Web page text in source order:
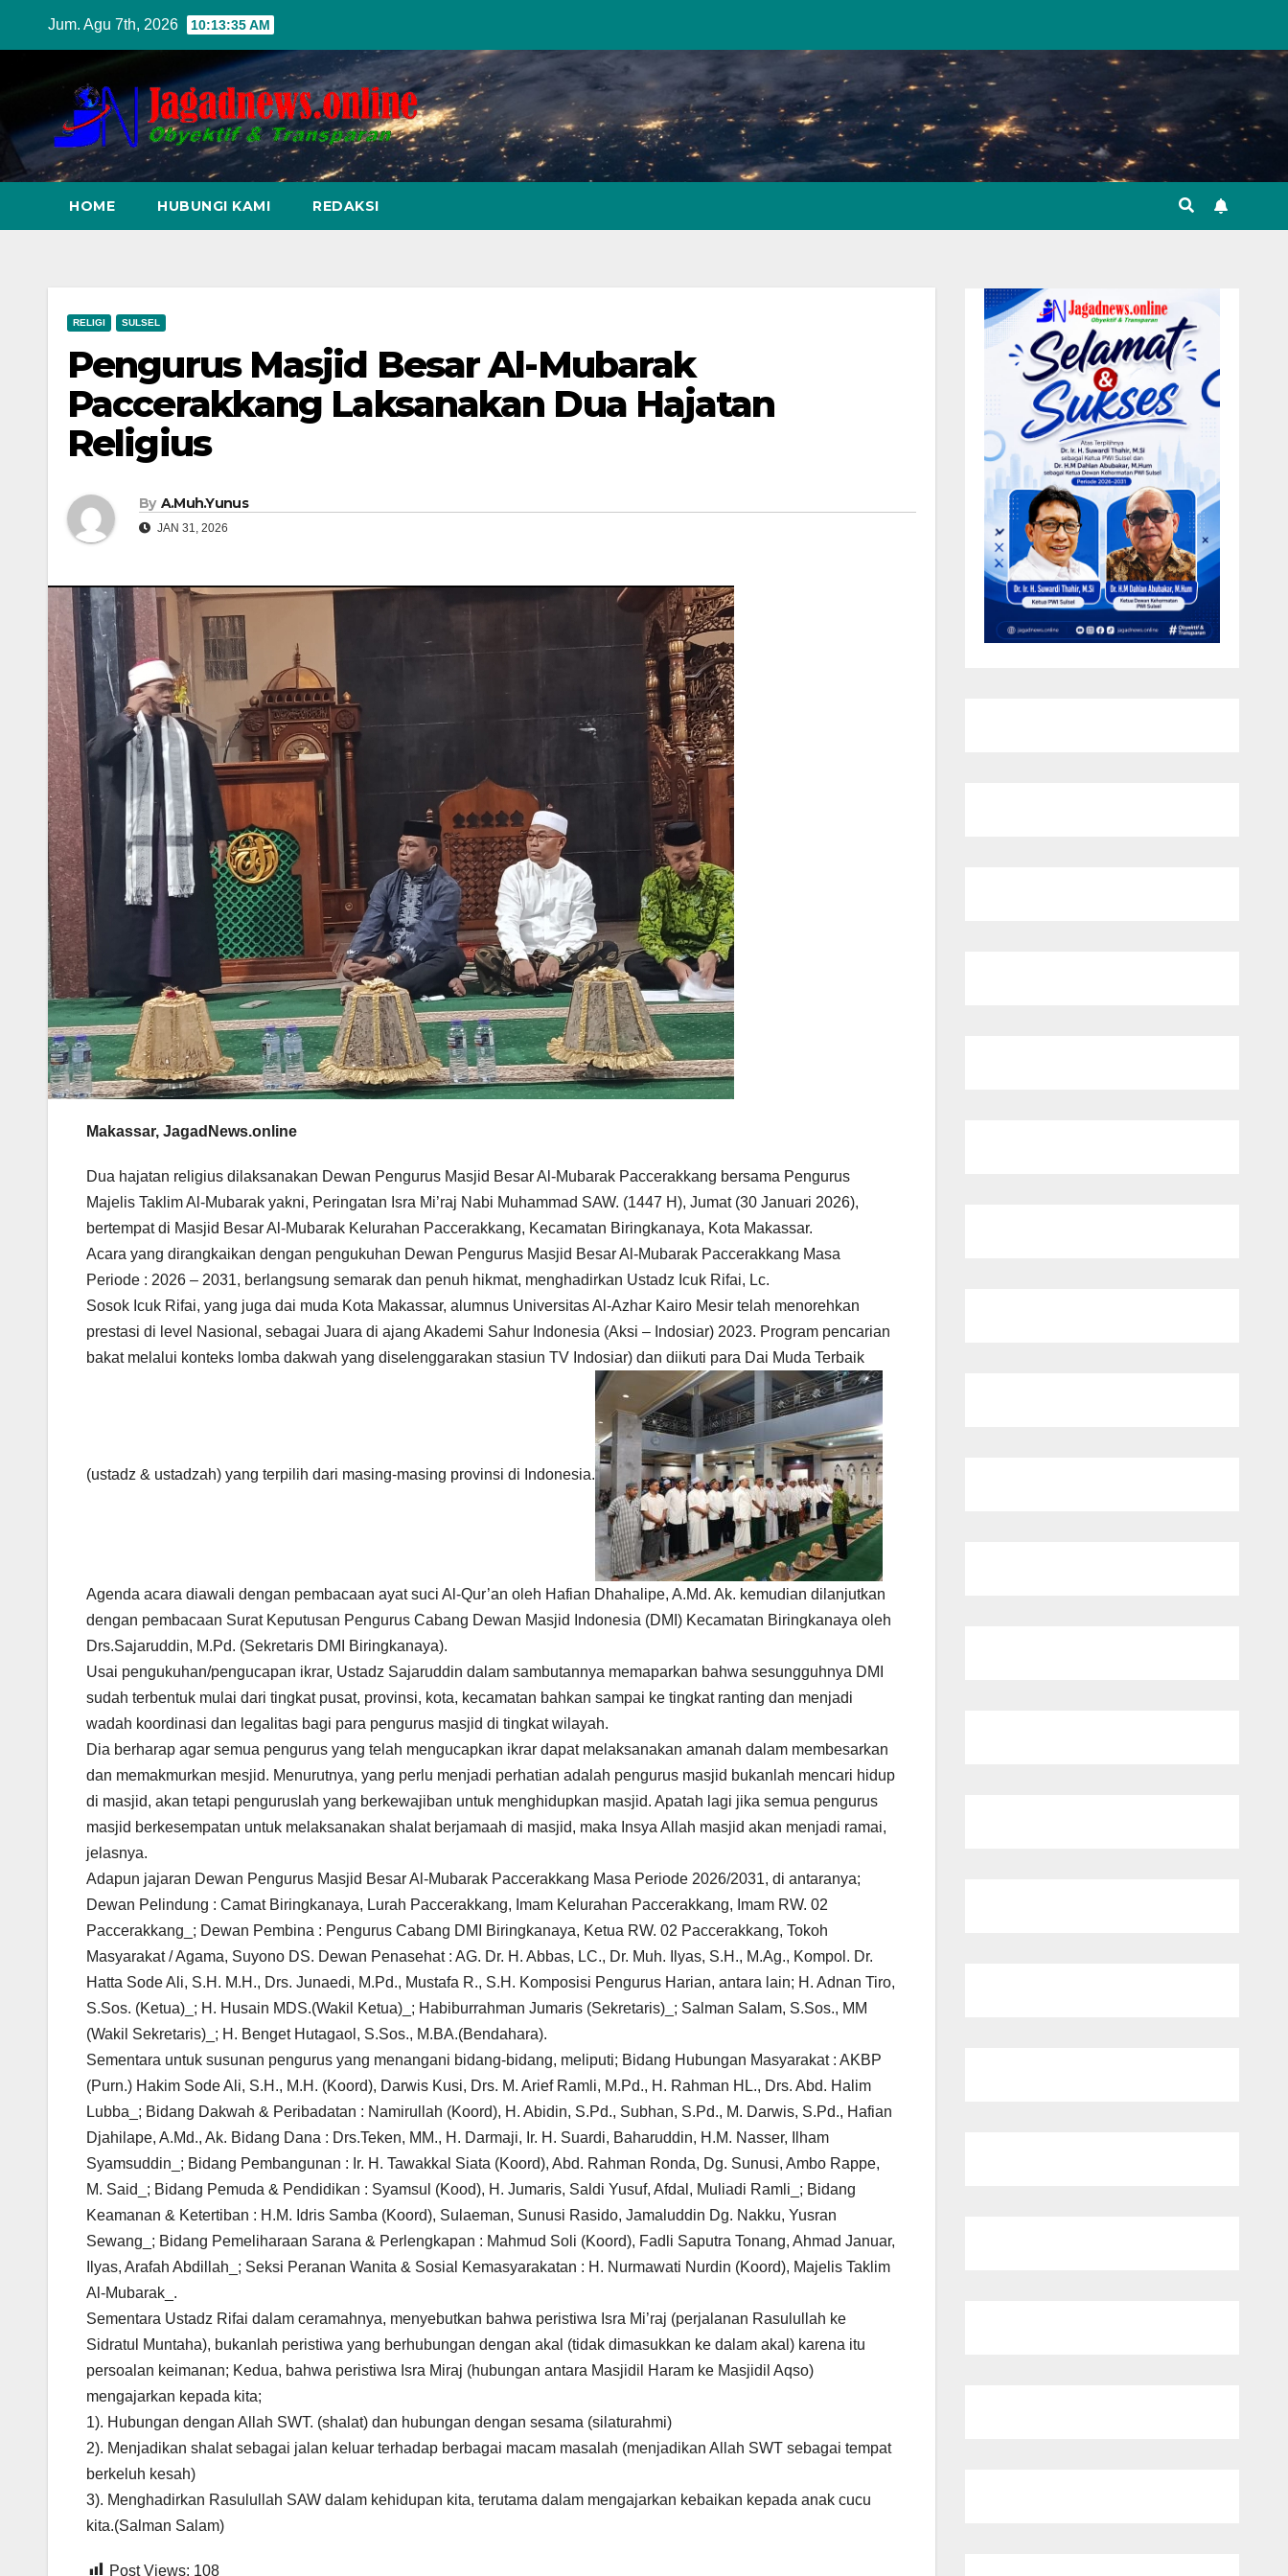
Jum. Agu 7th, 2026 10:13:36 AM
HOME HUBUNGI KAMI REDAKSI
RELIGI SULSEL
Pengurus Masjid Besar Al-Mubarak
Paccerakkang Laksanakan Dua Hajatan
Religius
By A.Muh.Yunus
JAN 31, 2026
Makassar, JagadNews.online
Dua hajatan religius dilaksanakan Dewan Pengurus Masjid Besar Al-Mubarak Paccerakkang bersama Pengurus
Majelis Taklim Al-Mubarak yakni, Peringatan Isra Mi’raj Nabi Muhammad SAW. (1447 H), Jumat (30 Januari 2026),
bertempat di Masjid Besar Al-Mubarak Kelurahan Paccerakkang, Kecamatan Biringkanaya, Kota Makassar.
Acara yang dirangkaikan dengan pengukuhan Dewan Pengurus Masjid Besar Al-Mubarak Paccerakkang Masa
Periode : 2026 – 2031, berlangsung semarak dan penuh hikmat, menghadirkan Ustadz Icuk Rifai, Lc.
Sosok Icuk Rifai, yang juga dai muda Kota Makassar, alumnus Universitas Al-Azhar Kairo Mesir telah menorehkan
prestasi di level Nasional, sebagai Juara di ajang Akademi Sahur Indonesia (Aksi – Indosiar) 2023. Program pencarian
bakat melalui konteks lomba dakwah yang diselenggarakan stasiun TV Indosiar) dan diikuti para Dai Muda Terbaik
(ustadz & ustadzah) yang terpilih dari masing-masing provinsi di Indonesia.
Agenda acara diawali dengan pembacaan ayat suci Al-Qur’an oleh Hafian Dhahalipe, A.Md. Ak. kemudian dilanjutkan
dengan pembacaan Surat Keputusan Pengurus Cabang Dewan Masjid Indonesia (DMI) Kecamatan Biringkanaya oleh
Drs.Sajaruddin, M.Pd. (Sekretaris DMI Biringkanaya).
Usai pengukuhan/pengucapan ikrar, Ustadz Sajaruddin dalam sambutannya memaparkan bahwa sesungguhnya DMI
sudah terbentuk mulai dari tingkat pusat, provinsi, kota, kecamatan bahkan sampai ke tingkat ranting dan menjadi
wadah koordinasi dan legalitas bagi para pengurus masjid di tingkat wilayah.
Dia berharap agar semua pengurus yang telah mengucapkan ikrar dapat melaksanakan amanah dalam membesarkan
dan memakmurkan mesjid. Menurutnya, yang perlu menjadi perhatian adalah pengurus masjid bukanlah mencari hidup
di masjid, akan tetapi penguruslah yang berkewajiban untuk menghidupkan masjid. Apatah lagi jika semua pengurus
masjid berkesempatan untuk melaksanakan shalat berjamaah di masjid, maka Insya Allah masjid akan menjadi ramai,
jelasnya.
Adapun jajaran Dewan Pengurus Masjid Besar Al-Mubarak Paccerakkang Masa Periode 2026/2031, di antaranya;
Dewan Pelindung : Camat Biringkanaya, Lurah Paccerakkang, Imam Kelurahan Paccerakkang, Imam RW. 02
Paccerakkang_; Dewan Pembina : Pengurus Cabang DMI Biringkanaya, Ketua RW. 02 Paccerakkang, Tokoh
Masyarakat / Agama, Suyono DS. Dewan Penasehat : AG. Dr. H. Abbas, LC., Dr. Muh. Ilyas, S.H., M.Ag., Kompol. Dr.
Hatta Sode Ali, S.H. M.H., Drs. Junaedi, M.Pd., Mustafa R., S.H. Komposisi Pengurus Harian, antara lain; H. Adnan Tiro,
S.Sos. (Ketua)_; H. Husain MDS.(Wakil Ketua)_; Habiburrahman Jumaris (Sekretaris)_; Salman Salam, S.Sos., MM
(Wakil Sekretaris)_; H. Benget Hutagaol, S.Sos., M.BA.(Bendahara).
Sementara untuk susunan pengurus yang menangani bidang-bidang, meliputi; Bidang Hubungan Masyarakat : AKBP
(Purn.) Hakim Sode Ali, S.H., M.H. (Koord), Darwis Kusi, Drs. M. Arief Ramli, M.Pd., H. Rahman HL., Drs. Abd. Halim
Lubba_; Bidang Dakwah & Peribadatan : Namirullah (Koord), H. Abidin, S.Pd., Subhan, S.Pd., M. Darwis, S.Pd., Hafian
Djahilape, A.Md., Ak. Bidang Dana : Drs.Teken, MM., H. Darmaji, Ir. H. Suardi, Baharuddin, H.M. Nasser, Ilham
Syamsuddin_; Bidang Pembangunan : Ir. H. Tawakkal Siata (Koord), Abd. Rahman Ronda, Dg. Sunusi, Ambo Rappe,
M. Said_; Bidang Pemuda & Pendidikan : Syamsul (Kood), H. Jumaris, Saldi Yusuf, Afdal, Muliadi Ramli_; Bidang
Keamanan & Ketertiban : H.M. Idris Samba (Koord), Sulaeman, Sunusi Rasido, Jamaluddin Dg. Nakku, Yusran
Sewang_; Bidang Pemeliharaan Sarana & Perlengkapan : Mahmud Soli (Koord), Fadli Saputra Tonang, Ahmad Januar,
Ilyas, Arafah Abdillah_; Seksi Peranan Wanita & Sosial Kemasyarakatan : H. Nurmawati Nurdin (Koord), Majelis Taklim
Al-Mubarak_.
Sementara Ustadz Rifai dalam ceramahnya, menyebutkan bahwa peristiwa Isra Mi’raj (perjalanan Rasulullah ke
Sidratul Muntaha), bukanlah peristiwa yang berhubungan dengan akal (tidak dimasukkan ke dalam akal) karena itu
persoalan keimanan; Kedua, bahwa peristiwa Isra Miraj (hubungan antara Masjidil Haram ke Masjidil Aqso)
mengajarkan kepada kita;
1). Hubungan dengan Allah SWT. (shalat) dan hubungan dengan sesama (silaturahmi)
2). Menjadikan shalat sebagai jalan keluar terhadap berbagai macam masalah (menjadikan Allah SWT sebagai tempat
berkeluh kesah)
3). Menghadirkan Rasulullah SAW dalam kehidupan kita, terutama dalam mengajarkan kebaikan kepada anak cucu
kita.(Salman Salam)
Post Views: 108